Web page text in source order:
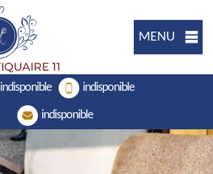
MENU
indisponible indisponible
indisponible